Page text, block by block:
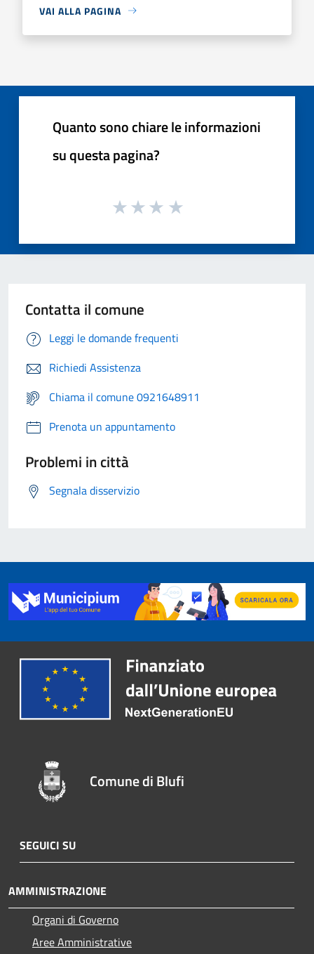
VAI ALLA PAGINA
Quanto sono chiare le informazioni
su questa pagina?
Contatta il comune
Leggi le domande frequenti
Richiedi Assistenza
Chiama il comune 0921648911
Prenota un appuntamento
Problemi in città
Segnala disservizio
Comune di Blufi
SEGUICI SU
AMMINISTRAZIONE
Organi di Governo
Aree Amministrative